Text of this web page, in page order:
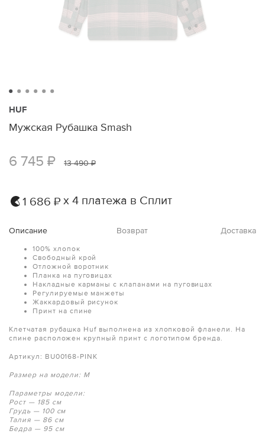
HUF
Мужская Рубашка Smash
6 745 ₽ 13 490 ₽
1 686 ₽ х 4 платежа в Сплит
Описание Возврат Доставка
100% хлопок
Свободный крой
Отложной воротник
Планка на пуговицах
Накладные карманы с клапанами на пуговицах
Регулируемые манжеты
Жаккардовый рисунок
Принт на спине
Клетчатая рубашка Huf выполнена из хлопковой фланели. На
спине расположен крупный принт с логотипом бренда.
Артикул: BU00168-PINK
Размер на модели: M
Параметры модели:
Рост — 185 см
Грудь — 100 см
Талия — 86 см
Бедра — 95 см